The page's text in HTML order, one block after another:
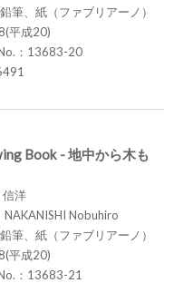
筆、紙（ファブリアーノ）
平成20)
：13683-20
Book - 地中から木も
信洋
Nobuhiro
筆、紙（ファブリアーノ）
平成20)
：13683-21